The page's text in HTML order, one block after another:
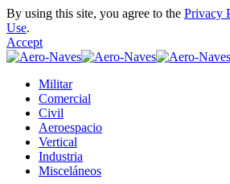
By using this site, you agree to the Privacy
Use.
Accept
Militar
Comercial
Civil
Aeroespacio
Vertical
Industria
Misceláneos